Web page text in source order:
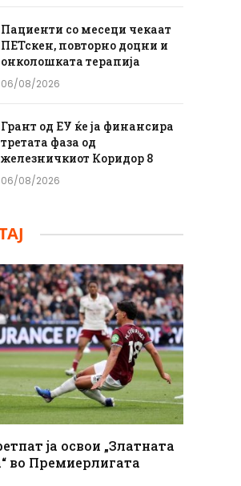
Пациенти со месеци чекаат
ПЕТскен, повторно доцни и
онколошката терапија
06/08/2026
Грант од ЕУ ќе ја финансира
третата фаза од
железничкиот Коридор 8
06/08/2026
ја освои „Златната
во Премиерлигата